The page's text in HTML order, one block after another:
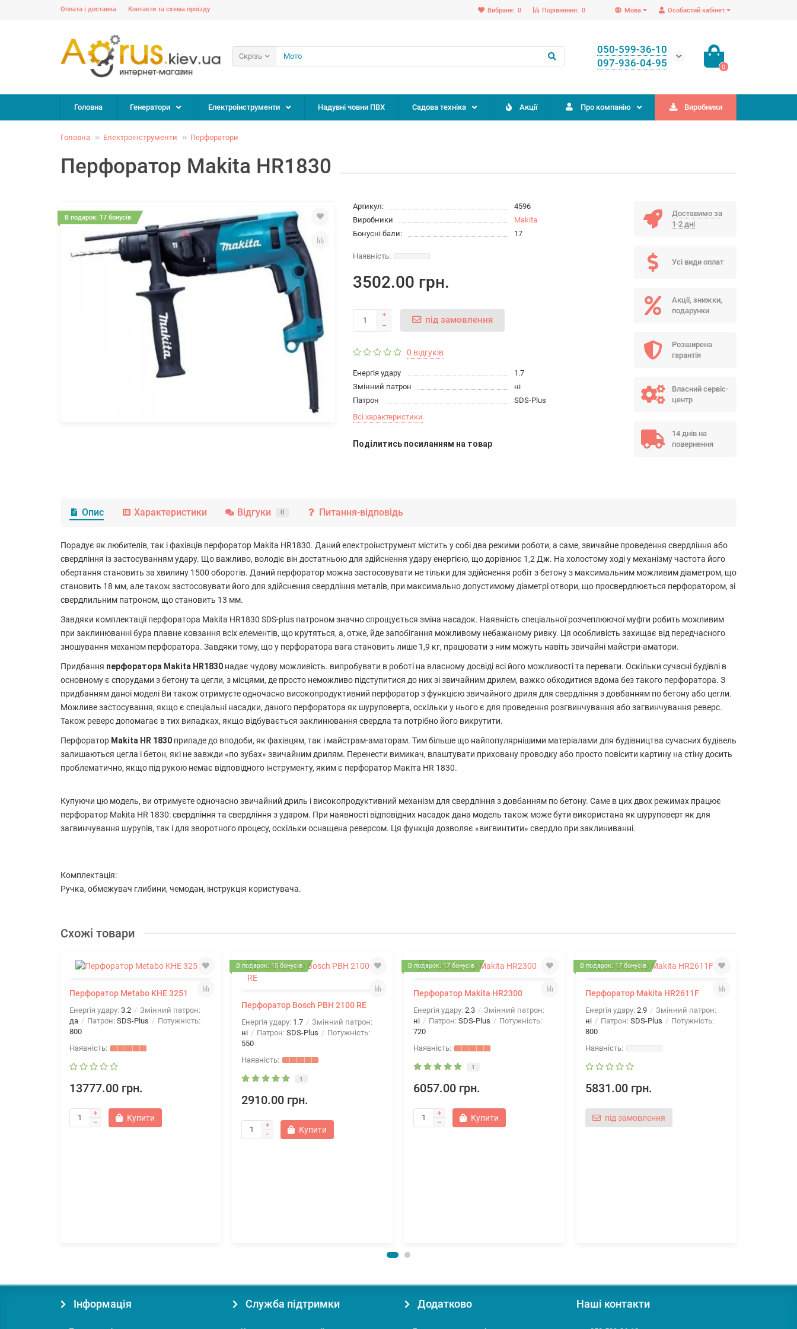
Особистий кабінет
Мова
Порівняння: 0
Вибране: 0
Оплата і доставка Контакти та схема проїзду
Скрізь
050-599-36-10
097-936-04-95
0
Головна Генератори Електроінструменти Надувні човни ПВХ Садова техніка Акції Про компанію Виробники
Головна Електроінструменти Перфоратори
Перфоратор Makita HR1830
В подарок: 17 бонусів
Артикул:
4596
Виробники
Makita
Бонусні бали:
17
3502.00 грн.
під замовлення
0 відгуків
Енергія удару
1.7
Змінний патрон
ні
Патрон
SDS-Plus
Всі характеристики
Подiлитись посиланням на товар
Доставимо за
1-2 дні
Усі види оплат
Акції, знижки,
подарунки
Розширена
гарантія
Власний сервіс-
центр
14 днів на
повернення
Опис Характеристики Відгуки 0 Питання-відповідь
Порадує як любителів, так і фахівців перфоратор Makita HR1830. Даний електроінструмент містить у собі два режими роботи, а саме, звичайне проведення свердління або
свердління із застосуванням удару. Що важливо, володіє він достатньою для здійснення удару енергією, що дорівнює 1,2 Дж. На холостому ході у механізму частота його
обертання становить за хвилину 1500 оборотів. Даний перфоратор можна застосовувати не тільки для здійснення робіт з бетону з максимальним можливим діаметром, що
становить 18 мм, але також застосовувати його для здійснення свердління металів, при максимально допустимому діаметрі отвори, що просвердлюється перфоратором, зі
свердлильним патроном, що становить 13 мм.
Завдяки комплектації перфоратора Makita HR1830 SDS-plus патроном значно спрощується зміна насадок. Наявність спеціальної розчеплюючої муфти робить можливим
при заклинюванні бура плавне ковзання всіх елементів, що крутяться, а, отже, йде запобігання можливому небажаному ривку. Ця особливість захищає від передчасного
зношування механізм перфоратора. Завдяки тому, що у перфоратора вага становить лише 1,9 кг, працювати з ним можуть навіть звичайні майстри-аматори.
Придбання перфоратора Makita HR1830 надає чудову можливість. випробувати в роботі на власному досвіді всі його можливості та переваги. Оскільки сучасні будівлі в
основному є спорудами з бетону та цегли, з місцями, де просто неможливо підступитися до них зі звичайним дрилем, важко обходитися вдома без такого перфоратора. З
придбанням даної моделі Ви також отримуєте одночасно високопродуктивний перфоратор з функцією звичайного дриля для свердління з довбанням по бетону або цегли.
Можливе застосування, якщо є спеціальні насадки, даного перфоратора як шуруповерта, оскільки у нього є для проведення розгвинчування або загвинчування реверс.
Також реверс допомагає в тих випадках, якщо відбувається заклинювання свердла та потрібно його викрутити.
Перфоратор Makita HR 1830 припаде до вподоби, як фахівцям, так і майстрам-аматорам. Тим більше що найпопулярнішими матеріалами для будівництва сучасних будівель
залишаються цегла і бетон, які не завжди «по зубах» звичайним дрилям. Перенести вимикач, влаштувати приховану проводку або просто повісити картину на стіну досить
проблематично, якщо під рукою немає відповідного інструменту, яким є перфоратор Макіта HR 1830.
Купуючи цю модель, ви отримуєте одночасно звичайний дриль і високопродуктивний механізм для свердління з довбанням по бетону. Саме в цих двох режимах працює
перфоратор Makita HR 1830: свердління та свердління з ударом. При наявності відповідних насадок дана модель також може бути використана як шуруповерт як для
загвинчування шурупів, так і для зворотного процесу, оскільки оснащена реверсом. Ця функція дозволяє «вигвинтити» свердло при заклиниванні.
Комплектація:
Ручка, обмежувач глибини, чемодан, інструкція користувача.
Схожі товари
Перфоратор Metabo KHE 3251
Енергія удару: 3.2
Змінний патрон:
да
Патрон: SDS-Plus
Потужність:
800
13777.00 грн.
Купити
В подарок: 15 бонусів
Перфоратор Bosch PBH 2100 RE
Енергія удару: 1.7
Змінний патрон:
ні
Патрон: SDS-Plus
Потужність:
550
1
2910.00 грн.
Купити
В подарок: 17 бонусів
Перфоратор Makita HR2300
Енергія удару: 2.3
Змінний патрон:
ні
Патрон: SDS-Plus
Потужність:
720
1
6057.00 грн.
Купити
В подарок: 17 бонусів
Перфоратор Makita HR2611F
Енергія удару: 2.9
Змінний патрон:
ні
Патрон: SDS-Plus
Потужність:
800
5831.00 грн.
під замовлення
Інформація Служба підтримки Додатково Наші контакти